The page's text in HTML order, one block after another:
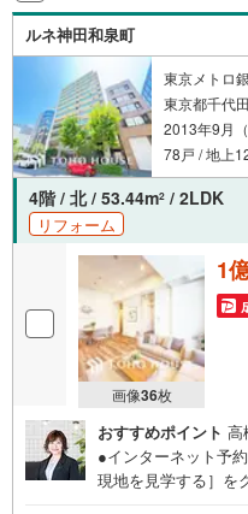
ルネ神田和泉町
東京メトロ
東京都千代
2013年9月
78戸 / 地上
4階 / 北 / 53.44m2 / 2LDK
リフォーム
画像36枚
1
おすすめポイント 高
●インターネット予
現地を見学する］を